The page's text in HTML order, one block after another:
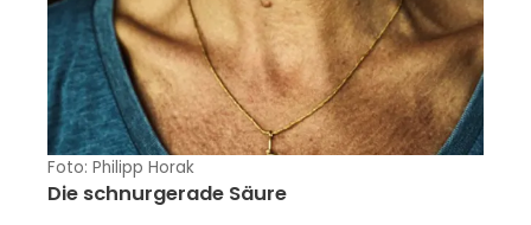
Foto: Philipp Horak
Die schnurgerade Säure